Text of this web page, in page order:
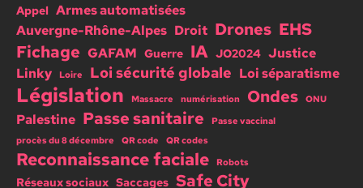
Appel Armes automatisées
Auvergne-Rhône-Alpes Droit Drones EHS
Fichage GAFAM Guerre IA JO2024 Justice
Linky
Loire Loi sécurité globale Loi séparatisme
Législation Massacre numérisation Ondes ONU
Palestine Passe sanitaire
Passe vaccinal
procès du 8 décembre
QR code QR codes
Reconnaissance faciale Robots
Réseaux sociaux Saccages Safe City